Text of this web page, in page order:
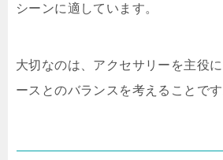
シーンに適しています。
大切なのは、アクセサリーを主役
ースとのバランスを考えることです